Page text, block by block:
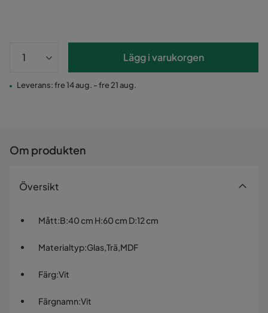
Lägg i varukorgen
Leverans: fre 14 aug. - fre 21 aug.
Om produkten
Översikt
Mått:B:40 cm H:60 cm D:12 cm
Materialtyp:Glas,Trä,MDF
Färg:Vit
Färgnamn:Vit